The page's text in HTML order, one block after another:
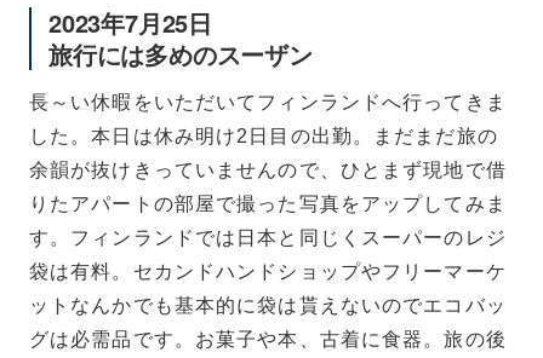
2023年7月25日
旅行には多めのスーザン
長～い休暇をいただいてフィンランドへ行ってきま
した。本日は休み明け2日目の出勤。まだまだ旅の
余韻が抜けきっていませんので、ひとまず現地で借
りたアパートの部屋で撮った写真をアップしてみま
す。フィンランドでは日本と同じくスーパーのレジ
袋は有料。セカンドハンドショップやフリーマーケ
ットなんかでも基本的に袋は貰えないのでエコバッ
グは必需品です。お菓子や本、古着に食器。旅の後